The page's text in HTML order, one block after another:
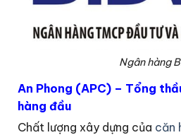
Ngân hàng
An Phong (APC) – Tổng
hàng đầu
Chất lượng xây dựng của căn